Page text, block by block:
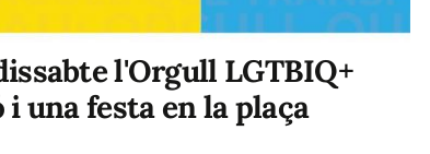
l'Orgull LGTBIQ+
una festa en la plaça